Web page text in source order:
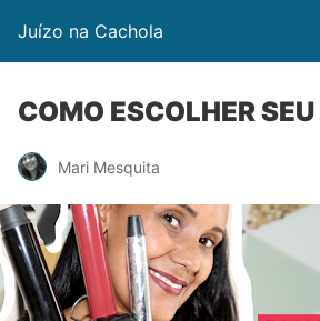
Juízo na Cachola
COMO ESCOLHER
Mari Mesquita